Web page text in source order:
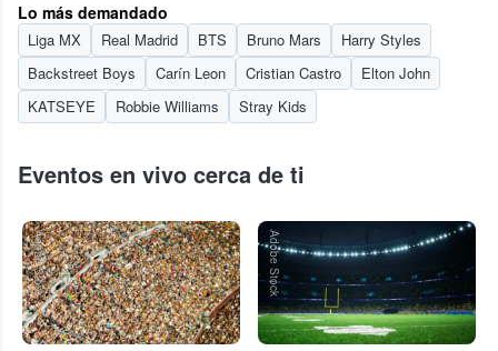
Lo más demandado
Liga MX Real Madrid BTS Bruno Mars
Harry Styles
Backstreet Boys
Carín Leon Cristian Castro
Elton John
KATSEYE
Robbie Williams Stray Kids
Eventos en vivo cerca de ti
Adobe Stock Adobe Stock